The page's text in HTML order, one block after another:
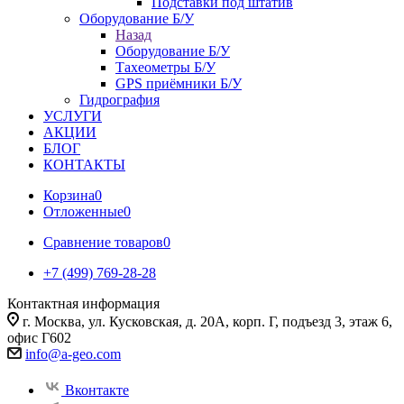
Оборудование Б/У
Назад
Оборудование Б/У
Тахеометры Б/У
GPS приёмники Б/У
Гидрография
УСЛУГИ
АКЦИИ
БЛОГ
КОНТАКТЫ
Корзина0
Отложенные0
Сравнение товаров0
+7 (499) 769-28-28
Контактная информация
г. Москва, ул. Кусковская, д. 20А, корп. Г, подъезд 3, этаж 6,
офис Г602
info@a-geo.com
Вконтакте